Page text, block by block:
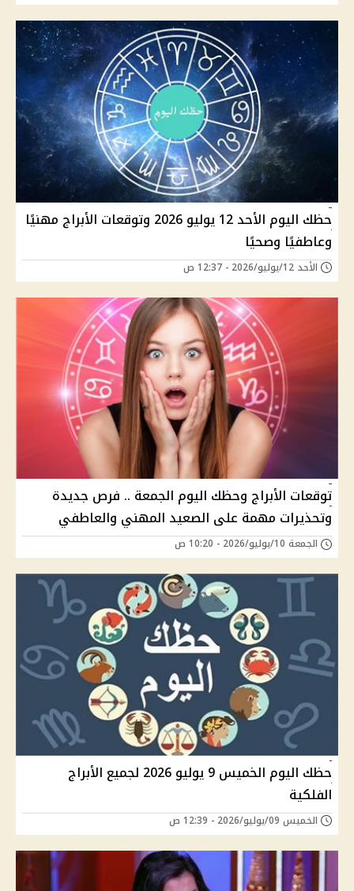
حظك اليوم الأحد 12 يوليو 2026 وتوقعات الأبراج مهنيًا
وعاطفيًا وصحيًا
الأحد 12/يوليو/2026 - 12:37 ص
توقعات الأبراج وحظك اليوم الجمعة .. فرص جديدة
وتحذيرات مهمة على الصعيد المهني والعاطفي
الجمعة 10/يوليو/2026 - 10:20 ص
حظك اليوم الخميس 9 يوليو 2026 لجميع الأبراج
الفلكية
الخميس 09/يوليو/2026 - 12:39 ص